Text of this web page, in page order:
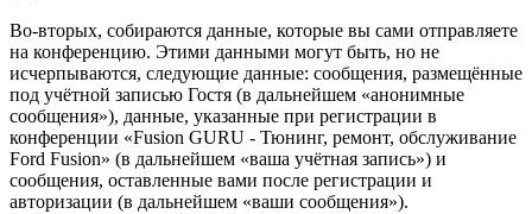
Во-вторых, собираются данные, которые вы сами отправляете
на конференцию. Этими данными могут быть, но не
исчерпываются, следующие данные: сообщения, размещённые
под учётной записью Гостя (в дальнейшем «анонимные
сообщения»), данные, указанные при регистрации в
конференции «Fusion GURU - Тюнинг, ремонт, обслуживание
Ford Fusion» (в дальнейшем «ваша учётная запись») и
сообщения, оставленные вами после регистрации и
авторизации (в дальнейшем «ваши сообщения»).